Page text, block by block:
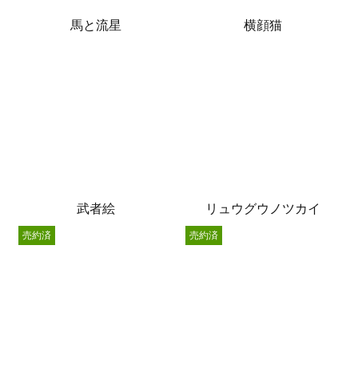
馬と流星 横顔猫
武者絵 リュウグウノツカイ
売約済 売約済